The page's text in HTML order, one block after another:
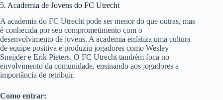
5. Academia de Jovens do FC Utrecht
A academia do FC Utrecht pode ser menor do que outras, mas
é conhecida por seu comprometimento com o
desenvolvimento de jovens. A academia enfatiza uma cultura
de equipe positiva e produziu jogadores como Wesley
Sneijder e Erik Pieters. O FC Utrecht também foca no
envolvimento da comunidade, ensinando aos jogadores a
importância de retribuir.
Como entrar: